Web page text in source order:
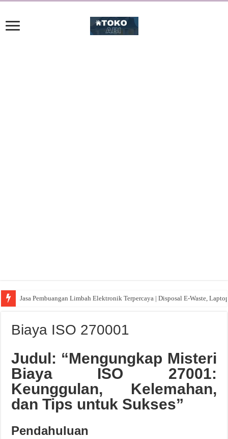
Jasa Pembuangan Limbah Elektronik Terpercaya | Disposal E-Waste,
Biaya ISO 270001
Judul: “Mengungkap Misteri
Biaya ISO 27001:
Keunggulan, Kelemahan,
dan Tips untuk Sukses”
Pendahuluan